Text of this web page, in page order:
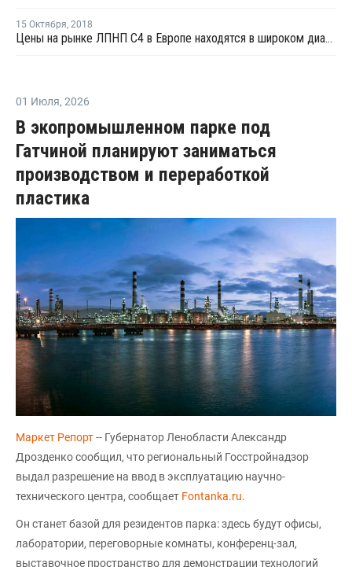
15 Октября, 2018
Цены на рынке ЛПНП С4 в Европе находятся в широком диапазоне
01 Июля, 2026
В экопромышленном парке под
Гатчиной планируют заниматься
производством и переработкой
пластика
Маркет Репорт-- Губернатор Ленобласти Александр
Дрозденко сообщил, что региональный Госстройнадзор
выдал разрешение на ввод в эксплуатацию научно-
технического центра, сообщает Fontanka.ru.
Он станет базой для резидентов парка: здесь будут офисы,
лаборатории, переговорные комнаты, конференц-зал,
выставочное пространство для демонстрации технологий